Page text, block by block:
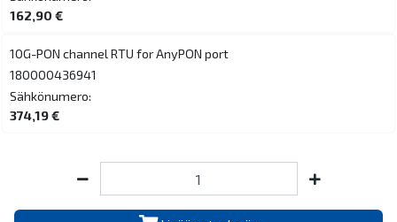
162,90 €
10G-PON channel RTU for AnyPON port
180000436941
Sähkönumero:
374,19 €